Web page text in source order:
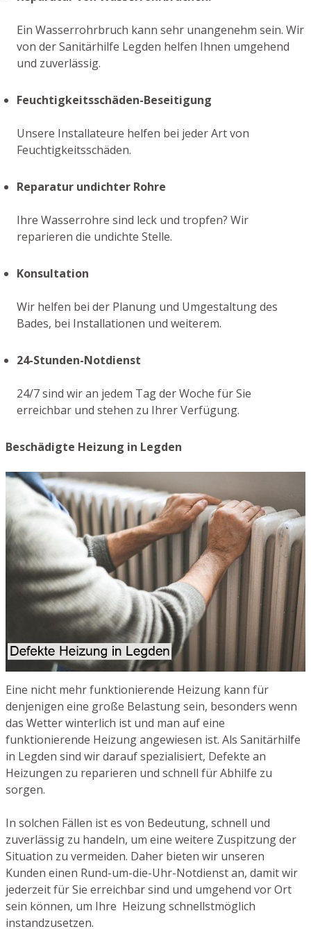
Ein Wasserrohrbruch kann sehr unangenehm sein. Wir
von der Sanitärhilfe Legden helfen Ihnen umgehend
und zuverlässig.
Feuchtigkeitsschäden-Beseitigung
Unsere Installateure helfen bei jeder Art von
Feuchtigkeitsschäden.
Reparatur undichter Rohre
Ihre Wasserrohre sind leck und tropfen? Wir
reparieren die undichte Stelle.
Konsultation
Wir helfen bei der Planung und Umgestaltung des
Bades, bei Installationen und weiterem.
24-Stunden-Notdienst
24/7 sind wir an jedem Tag der Woche für Sie
erreichbar und stehen zu Ihrer Verfügung.
Beschädigte Heizung in Legden
Eine nicht mehr funktionierende Heizung kann für
denjenigen eine große Belastung sein, besonders wenn
das Wetter winterlich ist und man auf eine
funktionierende Heizung angewiesen ist. Als Sanitärhilfe
in Legden sind wir darauf spezialisiert, Defekte an
Heizungen zu reparieren und schnell für Abhilfe zu
sorgen.
In solchen Fällen ist es von Bedeutung, schnell und
zuverlässig zu handeln, um eine weitere Zuspitzung der
Situation zu vermeiden. Daher bieten wir unseren
Kunden einen Rund-um-die-Uhr-Notdienst an, damit wir
jederzeit für Sie erreichbar sind und umgehend vor Ort
sein können, um Ihre Heizung schnellstmöglich
instandzusetzen.